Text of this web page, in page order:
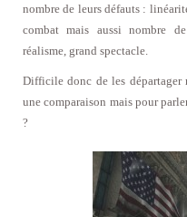
nombre de leurs défauts :
combat mais aussi nombre
réalisme, grand spectacle.
Difficile donc de les départager
une comparaison mais pour
?